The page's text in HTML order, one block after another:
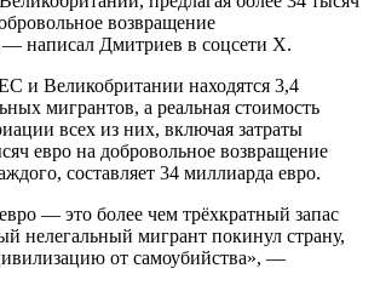
возвращение
написал Дмитриев в соцсети Х.
и Великобритании находятся 3,4
мигрантов, а реальная стоимость
всех из них, включая затраты
евро на добровольное возвращение
составляет 34 миллиарда евро.
— это более чем трёхкратный запас
нелегальный мигрант покинул страну,
от самоубийства», —